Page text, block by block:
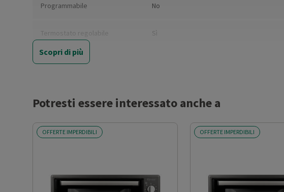
Programmabile No
Termostato regolabile Sì
Scopri di più
Potresti essere interessato anche a
OFFERTE IMPERDIBILI OFFERTE IMPERDIBILI